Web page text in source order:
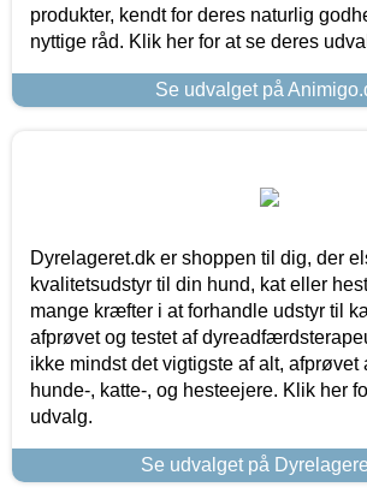
produkter, kendt for deres naturlig
nyttige råd. Klik her for at se deres
Se udvalget på
Dyrelageret.dk er shoppen til dig, der
kvalitetsudstyr til din hund, kat eller
mange kræfter i at forhandle udstyr til
afprøvet og testet af
ikke mindst det vigtigste af alt, afprøvet
hunde-, katte-, og hesteejere. Klik her
udvalg.
Se udvalget på